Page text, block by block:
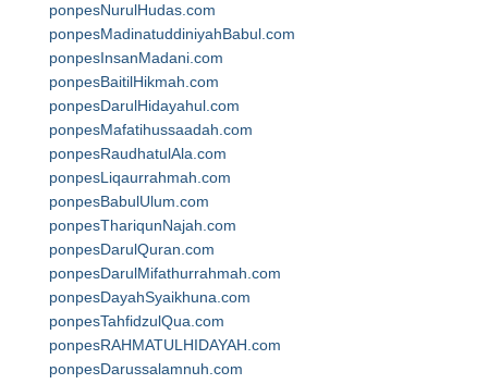
ponpesNurulHudas.com
ponpesMadinatuddiniyahBabul.com
ponpesInsanMadani.com
ponpesBaitilHikmah.com
ponpesDarulHidayahul.com
ponpesMafatihussaadah.com
ponpesRaudhatulAla.com
ponpesLiqaurrahmah.com
ponpesBabulUlum.com
ponpesThariqunNajah.com
ponpesDarulQuran.com
ponpesDarulMifathurrahmah.com
ponpesDayahSyaikhuna.com
ponpesTahfidzulQua.com
ponpesRAHMATULHIDAYAH.com
ponpesDarussalamnuh.com